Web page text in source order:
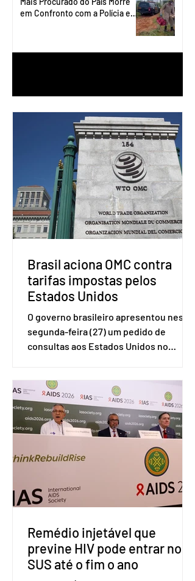
em Confronto com a Polícia em
Brasil aciona OMC contra
tarifas impostas pelos
Estados Unidos
O governo brasileiro apresentou nesta
segunda-feira (27) um pedido de
consultas aos Estados Unidos no
(OMC), contestando duas medidas
tarifárias adotadas pelo país norte-
americano com base na Seção 301 da
Lei de Comércio de 1974. Segundo nota
divulgada pelo Ministério das Relações
Exteriores, o Brasil considera que as
incompatíveis com as obrigações
assumidas pelos Estados Unid
Remédio injetável que
previne HIV pode entrar no
SUS até o fim o ano